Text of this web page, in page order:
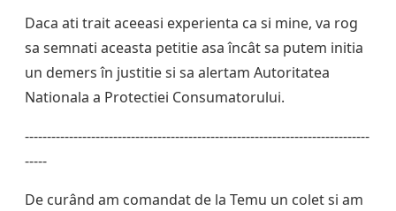
Daca ati trait aceeasi experienta ca si mine, va rog
sa semnati aceasta petitie asa încât sa putem initia
un demers în justitie si sa alertam Autoritatea
Nationala a Protectiei Consumatorului.
------------------------------------------------------------------------------
-----
De curând am comandat de la Temu un colet si am